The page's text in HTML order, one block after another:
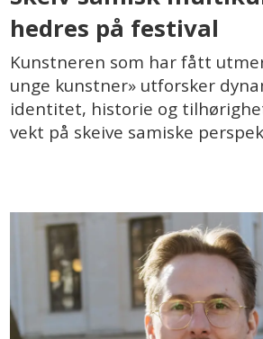
hedres på festival
Kunstneren som har fått
unge kunstner» utforsker
identitet, historie og
vekt på skeive samiske